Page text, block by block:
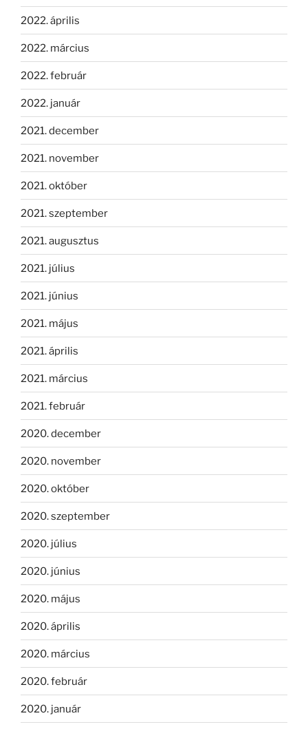
2022. április
2022. március
2022. február
2022. január
2021. december
2021. november
2021. október
2021. szeptember
2021. augusztus
2021. július
2021. június
2021. május
2021. április
2021. március
2021. február
2020. december
2020. november
2020. október
2020. szeptember
2020. július
2020. június
2020. május
2020. április
2020. március
2020. február
2020. január